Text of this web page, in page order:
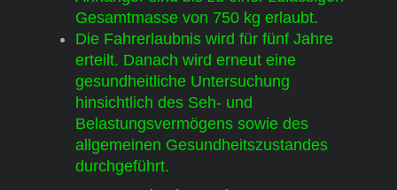
Gesamtmasse von 750 kg erlaubt.
Die Fahrerlaubnis wird für fünf Jahre
erteilt. Danach wird erneut eine
gesundheitliche Untersuchung
hinsichtlich des Seh- und
Belastungsvermögens sowie des
allgemeinen Gesundheitszustandes
durchgeführt.